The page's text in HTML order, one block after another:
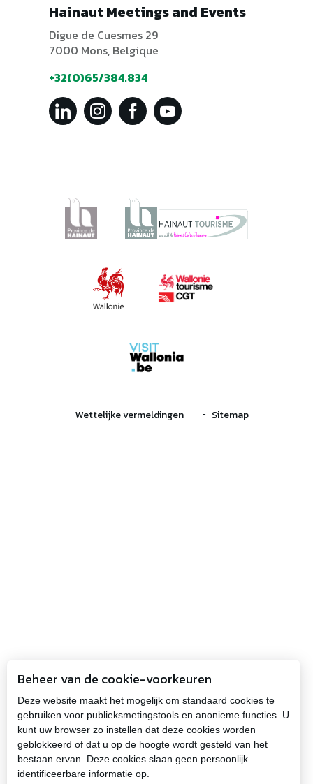
Hainaut Meetings and Events
Digue de Cuesmes 29
7000 Mons, Belgique
+32(0)65/384.834
Wettelijke vermeldingen Sitemap
Beheer van de cookie-voorkeuren
Deze website maakt het mogelijk om standaard cookies te
gebruiken voor publieksmetingstools en anonieme functies. U
kunt uw browser zo instellen dat deze cookies worden
geblokkeerd of dat u op de hoogte wordt gesteld van het
bestaan ervan. Deze cookies slaan geen persoonlijk
identificeerbare informatie op.